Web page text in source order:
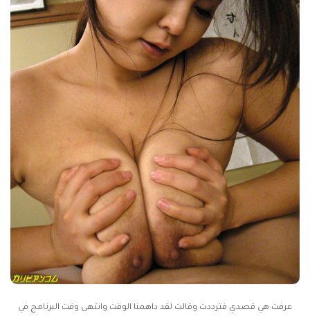
عرفت هي قصدي فترددت وقالت لقد داهمنا الوقت وانتهى وقت البرنامج في